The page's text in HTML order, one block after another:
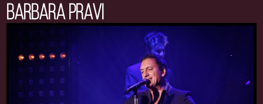
BARBARA PRAVI